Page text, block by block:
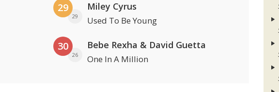
29
29
Miley Cyrus
Used To Be Young
30
26
Bebe Rexha & David Guetta
One In A Million